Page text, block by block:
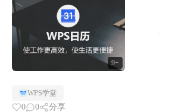
9+
时间。同时，相对于其他日历应用，WPS针对日历中
WPS学堂
0 0 分享